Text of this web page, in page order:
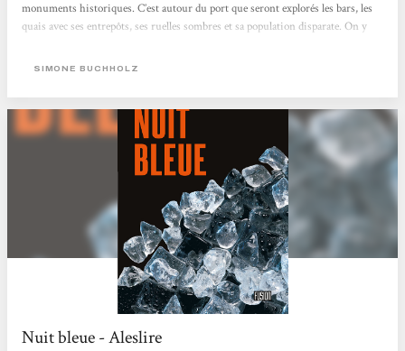
monuments historiques. C’est autour du port que seront explorés les bars, les
quais avec ses entrepôts, ses ruelles sombres et sa population disparate. On y
d’Italie, naturalisés ou non, plus quelques allemands de souche. Un peu plus
SIMONE BUCHHOLZ
Nuit bleue - Aleslire